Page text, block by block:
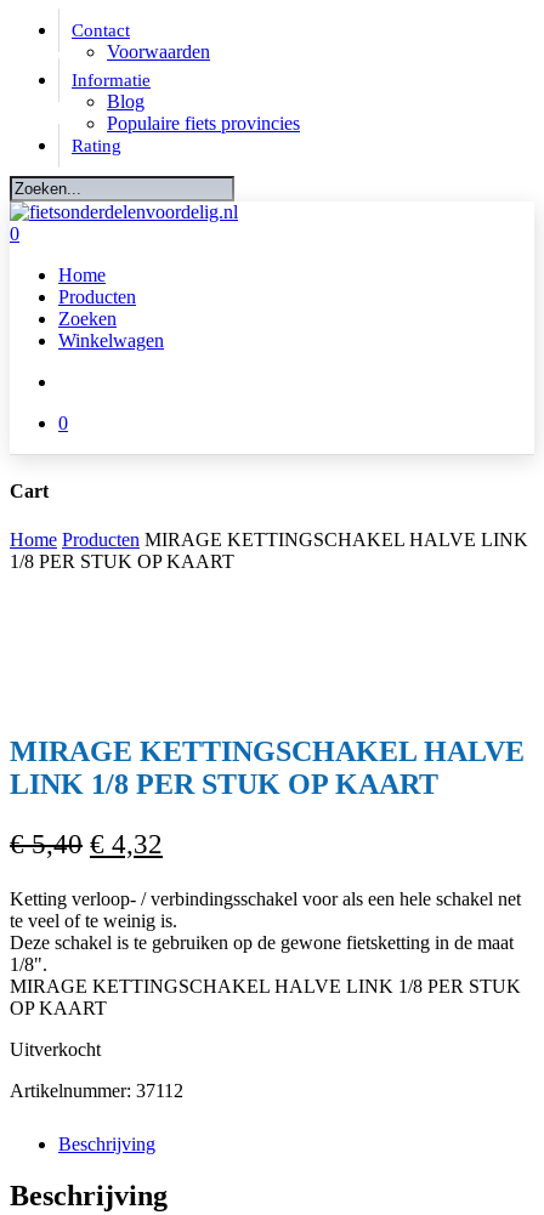
Skip
Contact
Voorwaarden
Informatie
Blog
Populaire fiets provincies
Rating
Close
Search
account
0
Home
Producten
Zoeken
Winkelwagen
0
Cart
Close
Cart
Home Producten MIRAGE KETTINGSCHAKEL HALVE LINK
1/8 PER STUK OP KAART
MIRAGE KETTINGSCHAKEL HALVE
LINK 1/8 PER STUK OP KAART
€5,40 Oorspronkelijke
was:
€ 5,40.
€ 4,32
is:
€ 4,32.
Ketting verloop- / verbindingsschakel voor als een hele schakel net
te veel of te weinig is.
Deze schakel is te gebruiken op de gewone fietsketting in de maat
1/8".
MIRAGE KETTINGSCHAKEL HALVE LINK 1/8 PER STUK
OP KAART
Uitverkocht
Artikelnummer: 37112
Beschrijving
Beschrijving